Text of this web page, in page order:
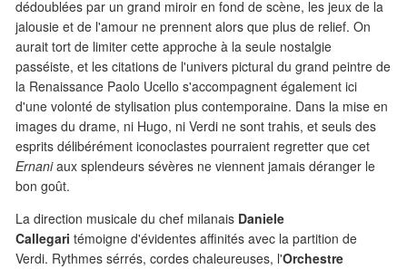
dédoublées par un grand miroir en fond de scène, les jeux de la
jalousie et de l'amour ne prennent alors que plus de relief. On
aurait tort de limiter cette approche à la seule nostalgie
passéiste, et les citations de l'univers pictural du grand peintre de
la Renaissance Paolo Ucello s'accompagnent également ici
d'une volonté de stylisation plus contemporaine. Dans la mise en
images du drame, ni Hugo, ni Verdi ne sont trahis, et seuls des
esprits délibérément iconoclastes pourraient regretter que cet
Ernaniaux splendeurs sévères ne viennent jamais déranger le
bon goût.
La direction musicale du chef milanais Daniele
Callegari témoigne d'évidentes affinités avec la partition de
Verdi. Rythmes sérrés, cordes chaleureuses, l'Orchestre